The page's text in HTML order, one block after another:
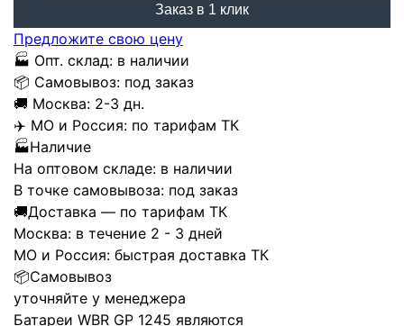
Заказ в 1 клик
Предложите свою цену
🏭 Опт. склад: в наличии
📦 Самовывоз: под заказ
🚚 Москва: 2-3 дн.
✈️ МО и Россия: по тарифам ТК
🏭Наличие
На оптовом складе: в наличии
В точке самовывоза: под заказ
🚚Доставка — по тарифам ТК
Москва: в течение 2 - 3 дней
МО и Россия: быстрая доставка ТК
📦Самовывоз
уточняйте у менеджера
Батареи WBR GP 1245 являются